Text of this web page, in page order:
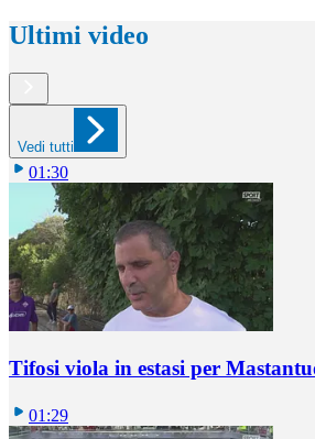
Ultimi video
Vedi tutti
01:30
Tifosi viola in estasi per
01:29